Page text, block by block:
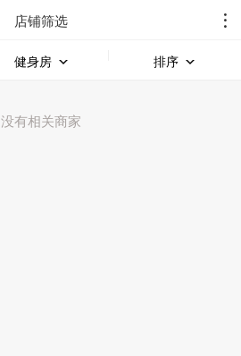
店铺筛选
健身房 排序
没有相关商家